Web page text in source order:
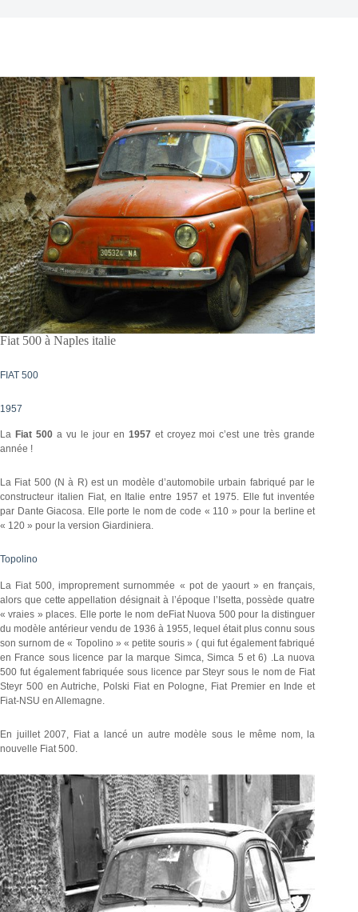
Fiat 500 à Naples italie
FIAT 500
1957
La Fiat 500a vu le jour en 1957 et croyez moi c’est une très grande
année !
La Fiat 500 (N à R) est un modèle d’automobile urbain fabriqué par le
constructeur italien Fiat, en Italie entre 1957 et 1975. Elle fut inventée
par Dante Giacosa. Elle porte le nom de code « 110 » pour la berline et
« 120 » pour la version Giardiniera.
Topolino
La Fiat 500, improprement surnommée « pot de yaourt » en français,
alors que cette appellation désignait à l’époque l’Isetta, possède quatre
« vraies » places. Elle porte le nom deFiat Nuova 500 pour la distinguer
du modèle antérieur vendu de 1936 à 1955, lequel était plus connu sous
son surnom de « Topolino » « petite souris » ( qui fut également fabriqué
en France sous licence par la marque Simca, Simca 5 et 6) .La nuova
500 fut également fabriquée sous licence par Steyr sous le nom de Fiat
Steyr 500 en Autriche, Polski Fiat en Pologne, Fiat Premier en Inde et
Fiat-NSU en Allemagne.
En juillet 2007, Fiat a lancé un autre modèle sous le même nom, la
nouvelle Fiat 500.